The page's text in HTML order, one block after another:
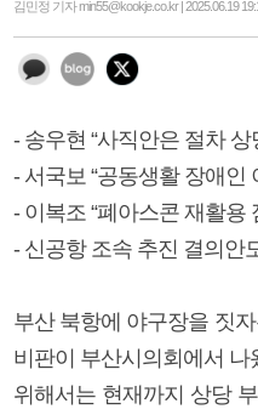
김민정 기자 min55@kookje.co.kr | 2025.06.19
- 송우현 “사직안은 절차 상
- 서국보 “공동생활 장애인
- 이복조 “폐아스콘 재활용
- 신공항 조속 추진 결의안
부산 북항에 야구장을 짓
비판이 부산시의회에서 나
위해서는 현재까지 상당